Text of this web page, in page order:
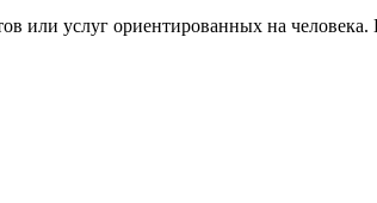
или услуг ориентированных на